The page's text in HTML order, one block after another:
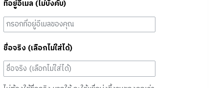
ที่อยู่อีเมล (ไม่บังคับ)
ชื่อจริง (เลือกไม่ใส่ได้)